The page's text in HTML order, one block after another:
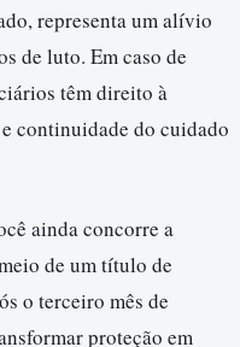
representa um alívio
de luto. Em caso de
têm direito à
continuidade do cuidado
ainda concorre a
de um título de
o terceiro mês de
proteção em